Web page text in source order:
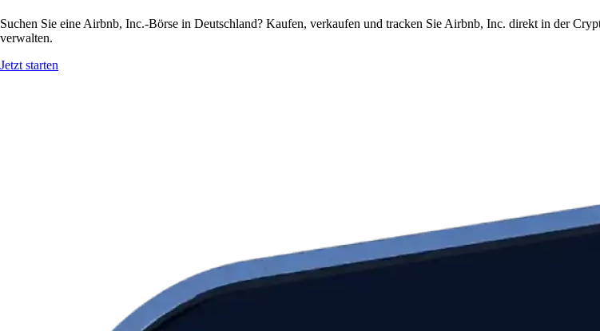
Suchen Sie eine Airbnb, Inc.-Börse in Deutschland? Kaufen, verkaufen und tracken Sie Airbnb, Inc. direkt in der
verwalten.
Jetzt starten